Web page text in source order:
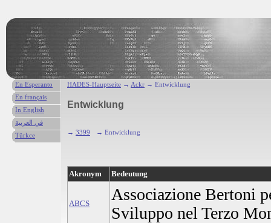
HADES-Hauptseite → Ackr → Entwicklung
Entwicklung
→ 3399 → Entwicklung
Akronym Bedeutung
ABCS
Associazione Bertoni
Sviluppo nel Terzo
En Esperanto
En français
In English
في العربية
Türkce